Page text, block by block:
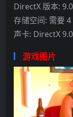
DirectX 版本:
存储空间: 需要
声卡: DirectX
游戏图片